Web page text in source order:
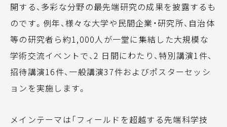
開する、多彩な分野の最先端研究の成果を披露するも
のです。例年、様々な大学や民間企業・研究所、自治体
等の研究者ら約1,000人が一堂に集結した大規模な
学術交流イベントで、2 日間にわたり、特別講演1件、
招待講演16件、一般講演37件およびポスターセッシ
ョンを実施します。
メインテーマは「フィールドを超越する先端科学技